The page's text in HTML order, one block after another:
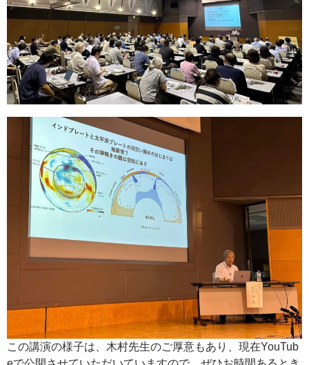
この講演の様子は、木村先生のご厚意もあり、現在YouTub